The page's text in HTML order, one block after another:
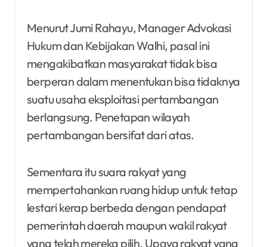
Menurut Jumi Rahayu, Manager Advokasi
Hukum dan Kebijakan Walhi, pasal ini
mengakibatkan masyarakat tidak bisa
berperan dalam menentukan bisa tidaknya
suatu usaha eksploitasi pertambangan
berlangsung. Penetapan wilayah
pertambangan bersifat dari atas.
Sementara itu suara rakyat yang
mempertahankan ruang hidup untuk tetap
lestari kerap berbeda dengan pendapat
pemerintah daerah maupun wakil rakyat
yang telah mereka pilih. Upaya rakyat yang